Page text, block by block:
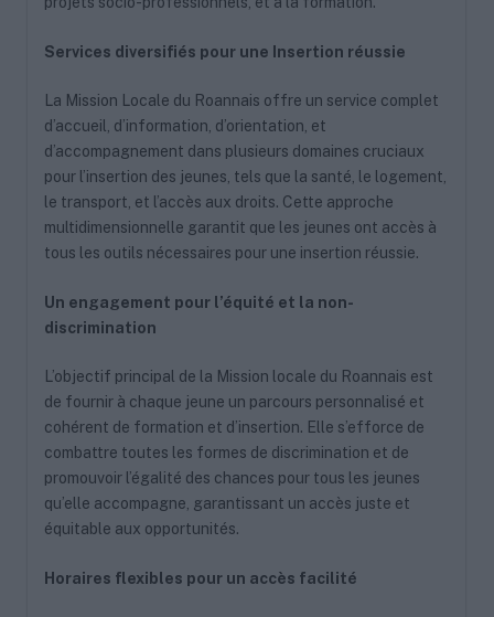
Services diversifiés pour une Insertion réussie
La Mission Locale du Roannais offre un service complet
d’accueil, d’information, d’orientation, et
d’accompagnement dans plusieurs domaines cruciaux
pour l’insertion des jeunes, tels que la santé, le logement,
le transport, et l’accès aux droits. Cette approche
multidimensionnelle garantit que les jeunes ont accès à
tous les outils nécessaires pour une insertion réussie.
Un engagement pour l’équité et la non-
discrimination
L’objectif principal de la Mission locale du Roannais est
de fournir à chaque jeune un parcours personnalisé et
cohérent de formation et d’insertion. Elle s’efforce de
combattre toutes les formes de discrimination et de
promouvoir l’égalité des chances pour tous les jeunes
qu’elle accompagne, garantissant un accès juste et
équitable aux opportunités.
Horaires flexibles pour un accès facilité